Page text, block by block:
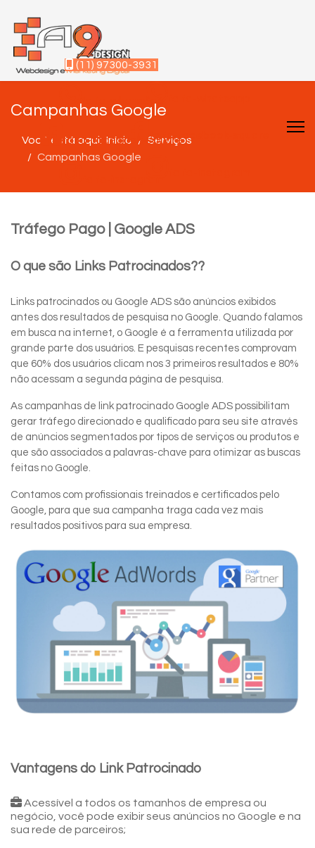
(11) 97300-3931
fa fa-facebook-squarefa fa-facebook-square
Campanhas Google
Você está aqui: Início
Serviços
Campanhas Google
Tráfego Pago | Google ADS
O que são Links Patrocinados??
Links patrocinados ou Google ADS são anúncios exibidos
antes dos resultados de pesquisa no Google. Quando falamos
em busca na internet, o Google é a ferramenta utilizada por
grande parte dos usuários. E pesquisas recentes comprovam
que 60% dos usuários clicam nos 3 primeiros resultados e 80%
não acessam a segunda página de pesquisa.
As campanhas de link patrocinado Google ADS possibilitam
gerar tráfego direcionado e qualificado para seu site através
de anúncios segmentados por tipos de serviços ou produtos e
que são associados a palavras-chave para otimizar as buscas
feitas no Google.
Contamos com profissionais treinados e certificados pelo
Google, para que sua campanha traga cada vez mais
resultados positivos para sua empresa.
Vantagens do Link Patrocinado
Acessível a todos os tamanhos de empresa ou
negócio, você pode exibir seus anúncios no Google e na
sua rede de parceiros;